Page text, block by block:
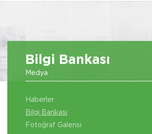
Bilgi Bankası
Medya
Haberler
Bilgi Bankası
Fotoğraf Galerisi